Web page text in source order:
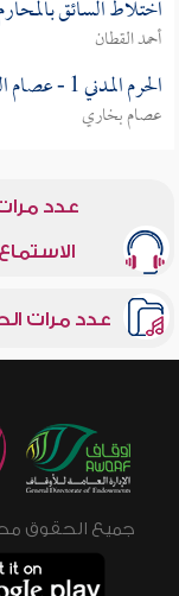
اختلاط السائق
أحمد القطان
الحرم المدني 1 - عصام البخارى
عصام بخاري
عدد
الاستماع
عدد مرات
جميع الحقوق محفوظة © 2026 -